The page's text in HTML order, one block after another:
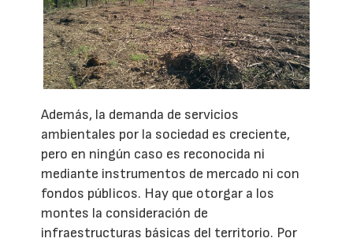
Además, la demanda de servicios
ambientales por la sociedad es creciente,
pero en ningún caso es reconocida ni
mediante instrumentos de mercado ni con
fondos públicos. Hay que otorgar a los
montes la consideración de
infraestructuras básicas del territorio. Por